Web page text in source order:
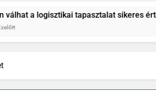
sikeres értékesítési karrieré?